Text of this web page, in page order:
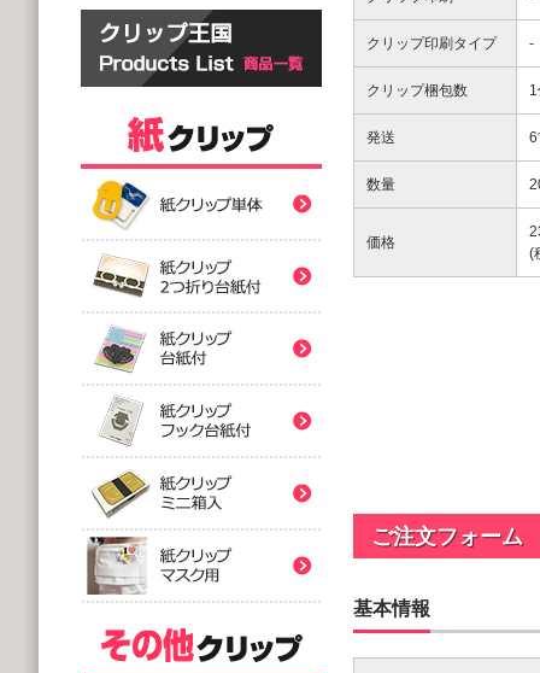
クリップ印刷タイプ -
クリップ梱包数
発送 6
数量
価格
(
ご注文フォーム
基本情報
紙クリップ印刷なし
@32.52～
紙クリップ印刷有
@48.74～
(5,000個 1個あたり)
@55.92～
(5,000個 1個あたり)
アクリルクリップ印